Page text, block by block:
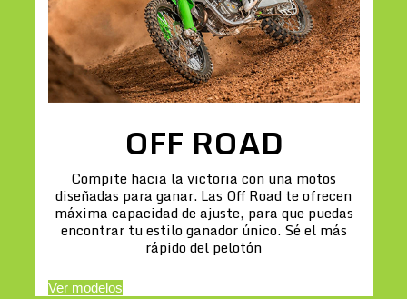
OFF ROAD
Compite hacia la victoria con una motos
diseñadas para ganar. Las Off Road te ofrecen
máxima capacidad de ajuste, para que puedas
encontrar tu estilo ganador único. Sé el más
rápido del pelotón
Ver modelos